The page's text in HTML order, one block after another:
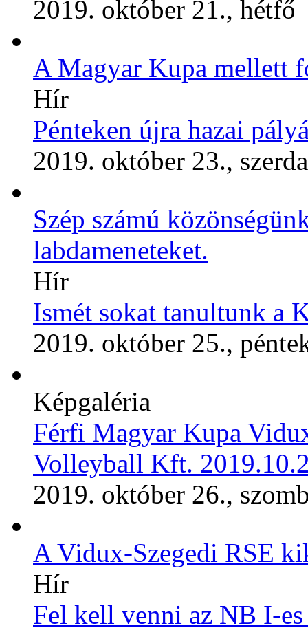
2019. október 21., hétfő
A Magyar Kupa mellett
Hír
Pénteken újra hazai
2019. október 23., szerda
Szép számú
labdameneteket.
Hír
Ismét sokat tanultunk a
2019. október 25.,
Képgaléria
Férfi Magyar Kupa
Volleyball Kft.
2019. október 26.,
A Vidux-Szegedi RSE
Hír
Fel kell venni az NB I-